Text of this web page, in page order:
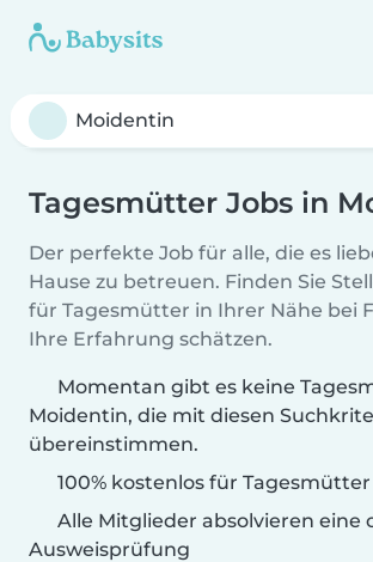
Tagesmütter Jobs in
Der perfekte Job für alle, die es
Hause zu betreuen. Finden Sie
für Tagesmütter in Ihrer Nähe bei
Ihre Erfahrung schätzen.
Momentan gibt es keine
Moidentin, die mit diesen
übereinstimmen.
100% kostenlos für Tagesmütter
Alle Mitglieder absolvieren eine
Ausweisprüfung